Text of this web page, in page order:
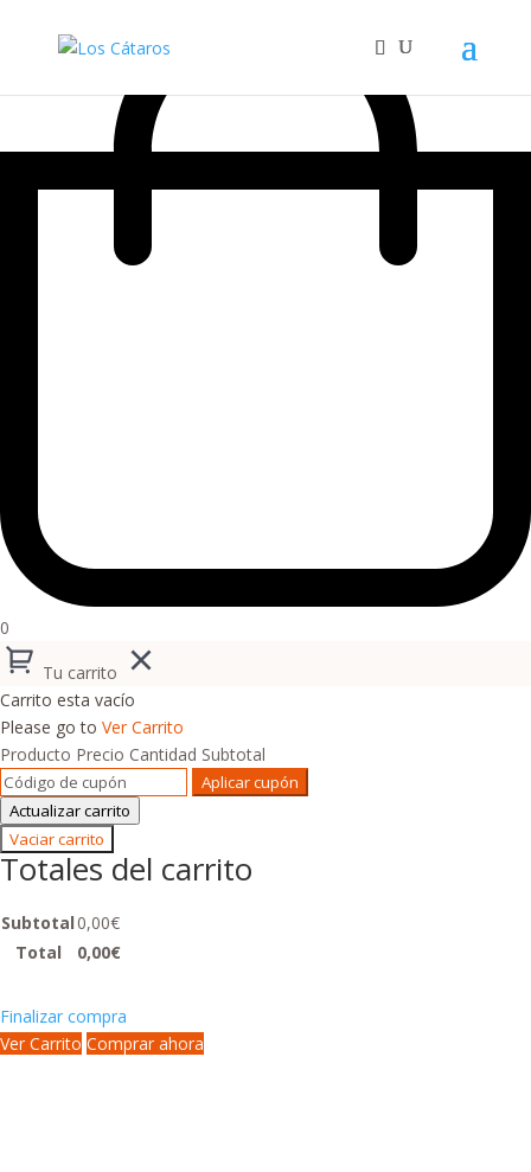
0
Tu carrito
Carrito esta vacío
Please go to Ver Carrito
Producto Precio Cantidad Subtotal
Aplicar cupón
Actualizar carrito
Vaciar carrito
Totales del carrito
Subtotal0,00€
Total
0,00€
Finalizar compra
Ver Carrito Comprar ahora